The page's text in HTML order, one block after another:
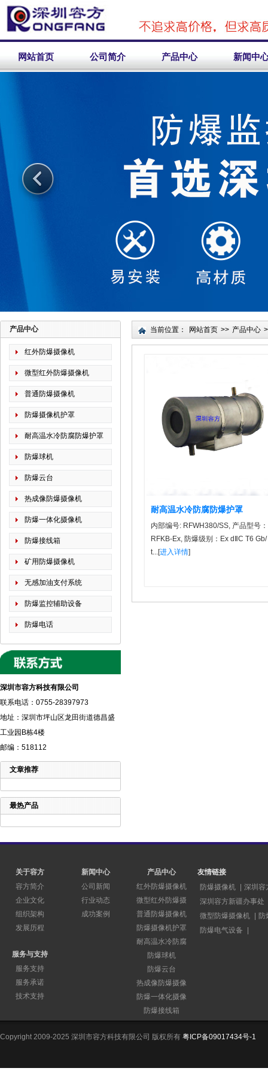
网站首页 公司简介 产品中心 新闻中
产品中心
红外防爆摄像机
微型红外防爆摄像机
普通防爆摄像机
防爆摄像机护罩
耐高温水冷防腐防爆护罩
防爆球机
防爆云台
热成像防爆摄像机
防爆一体化摄像机
防爆接线箱
矿用防爆摄像机
无感加油支付系统
防爆监控辅助设备
防爆电话
深圳市容方科技有限公司
联系电话：0755-28397973
地址：深圳市坪山区龙田街道德昌盛
工业园B栋4楼
邮编：518112
文章推荐
最热产品
当前位置： 网站首页 >> 产品中心
耐高温水冷防腐防爆护罩
内部编号: RFWH380/SS, 产品型号：
RFKB-Ex, 防爆级别：Ex dⅡC T6
t...[进入详情]
关于容方
容方简介
企业文化
组织架构
发展历程
服务与支持
服务支持
服务承诺
技术支持
新闻中心
公司新闻
行业动态
成功案例
产品中心
红外防爆摄像机
微型红外防爆摄
普通防爆摄像机
防爆摄像机护罩
耐高温水冷防腐
防爆球机
防爆云台
热成像防爆摄像
防爆一体化摄像
防爆接线箱
友情链接
防爆摄像机
深圳容
深圳容方新疆办事处
微型防爆摄像机
防
防爆电气设备
Copyright 2009-2025 深圳市容方科技有限公司 版权所有 粤ICP备09017434号-1